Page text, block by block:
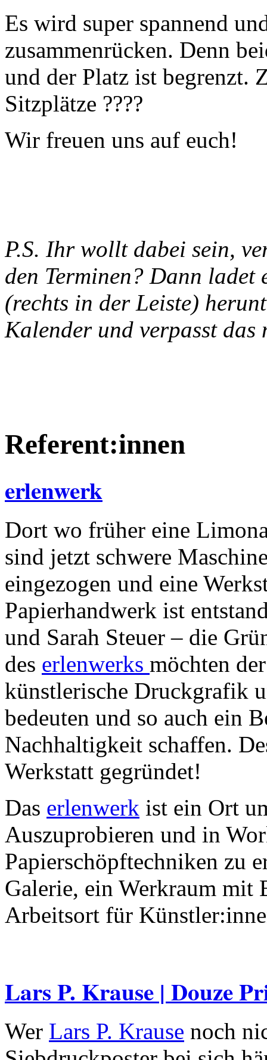
Es wird super spannend
zusammenrücken. Denn
und der Platz ist begrenzt.
Sitzplätze ????
Wir freuen uns auf euch!
P.S. Ihr wollt dabei sein,
den Terminen? Dann ladet
(rechts in der Leiste)
Kalender und verpasst das
Referent:innen
erlenwerk
Dort wo früher eine
sind jetzt schwere
eingezogen und eine
Papierhandwerk ist
und Sarah Steuer – die
des erlenwerks möchten
künstlerische Druckgrafik
bedeuten und so auch ein
Nachhaltigkeit schaffen.
Werkstatt gegründet!
Das erlenwerk ist ein Ort
Auszuprobieren und in
Papierschöpftechniken zu
Galerie, ein Werkraum mit
Arbeitsort für
Lars P. Krause | Douze
Wer Lars P. Krause noch